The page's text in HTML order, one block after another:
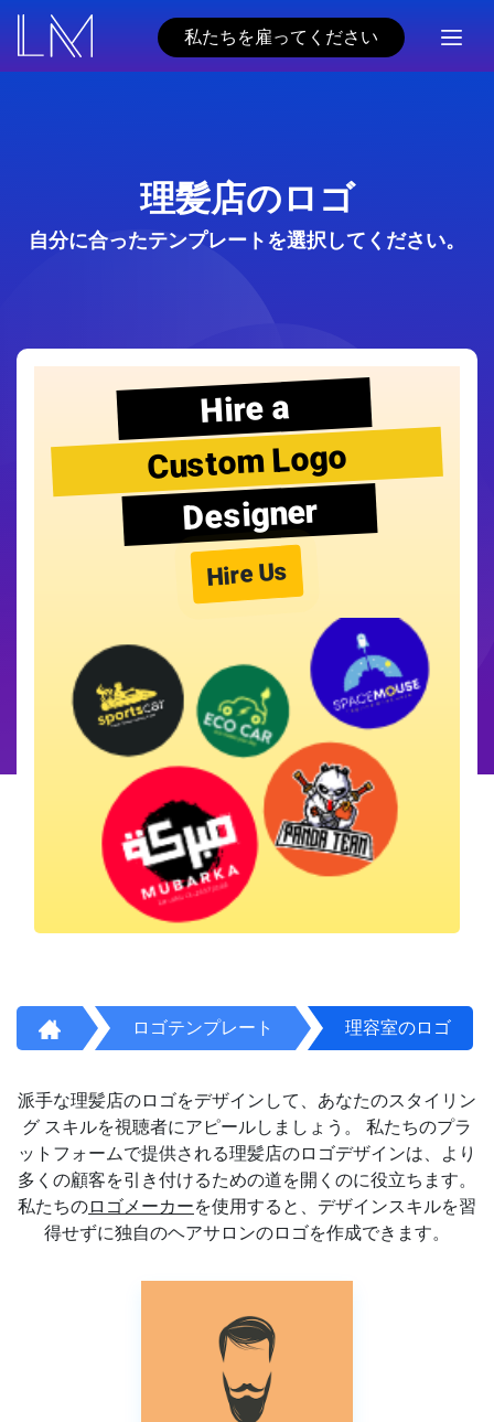
私たちを雇ってください
理髪店のロゴ
自分に合ったテンプレートを選択してください。
Hire a
Custom Logo
Designer
Hire Us
ロゴテンプレート 理容室のロゴ
派手な理髪店のロゴをデザインして、あなたのスタイリン
グ スキルを視聴者にアピールしましょう。 私たちのプラ
ットフォームで提供される理髪店のロゴデザインは、より
多くの顧客を引き付けるための道を開くのに役立ちます。
私たちのロゴメーカーを使用すると、デザインスキルを習
得せずに独自のヘアサロンのロゴを作成できます。